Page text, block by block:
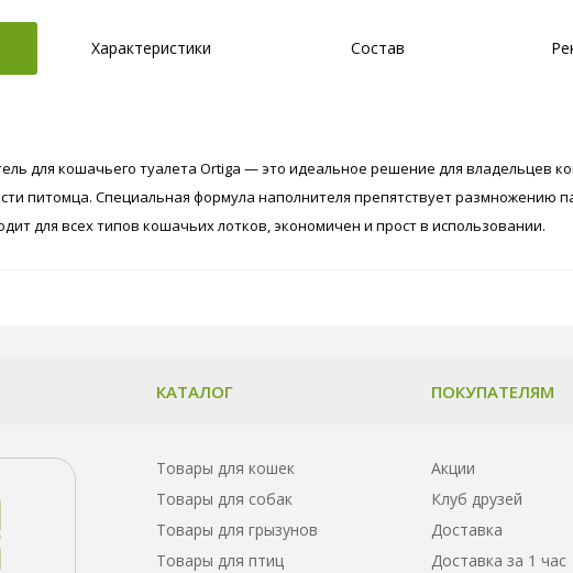
Характеристики Состав
для кошачьего туалета Ortiga — это идеальное решение для владельцев
питомца. Специальная формула наполнителя препятствует размножению
для всех типов кошачьих лотков, экономичен и прост в использовании.
КАТАЛОГ
Товары для кошек
Товары для собак
Товары для грызунов
Товары для птиц
ПОКУПАТЕЛЯМ
Акции
Клуб друзей
Доставка
Доставка за 1 час